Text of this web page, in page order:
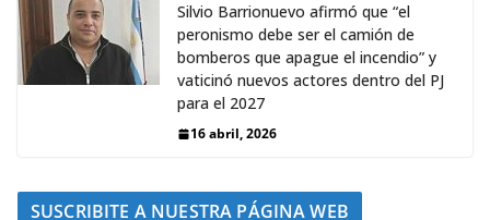
Silvio Barrionuevo afirmó que “el
peronismo debe ser el camión de
bomberos que apague el incendio” y
vaticinó nuevos actores dentro del PJ
para el 2027
16 abril, 2026
SUSCRIBITE A NUESTRA PÁGINA WEB